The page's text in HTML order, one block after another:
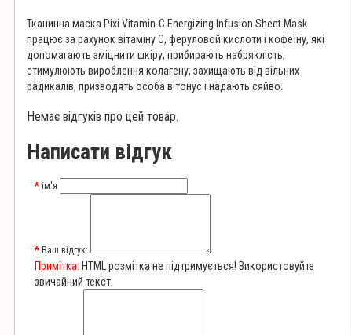
Тканинна маска Pixi Vitamin-C Energizing Infusion Sheet Mask
працює за рахунок вітаміну С, феруловой кислоти і кофеїну, які
допомагають зміцнити шкіру, прибирають набряклість,
стимулюють вироблення колагену, захищають від вільних
радикалів, призводять особа в тонус і надають сяйво.
Немає відгуків про цей товар.
Написати відгук
ім'я
Ваш відгук:
Примітка: HTML розмітка не підтримується! Використовуйте
звичайний текст.